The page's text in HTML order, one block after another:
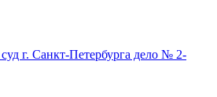
г. Санкт-Петербурга дело № 2-